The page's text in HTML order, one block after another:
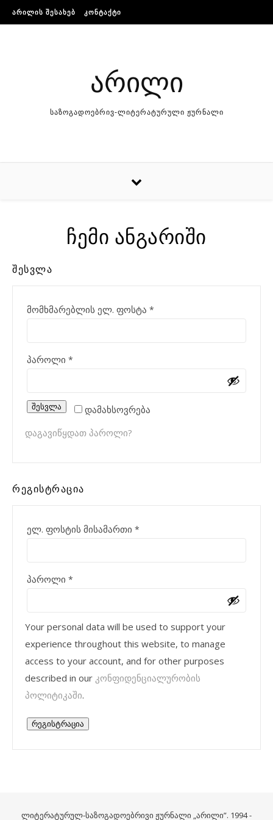
Skip to content
ᲐᲠᲘᲚᲘᲡ ᲨᲔᲡᲐᲮᲔᲑ ᲙᲝᲜᲢᲐᲥᲢᲘ
არილი
საზოგადოებრივ-ლიტერატურული ჟურნალი
ჩემი ანგარიში
ᲨᲔᲡᲕᲚᲐ
მომხმარებლის ელ. ფოსტა *
პაროლი *
დამახსოვრება
შესვლა
დაგავიწყდათ პაროლი?
ᲠᲔᲒᲘᲡᲢᲠᲐᲪᲘᲐ
ელ. ფოსტის მისამართი *
პაროლი *
Your personal data will be used to support your
experience throughout this website, to manage
access to your account, and for other purposes
described in our კონფიდენციალურობის
პოლიტიკაში.
რეგისტრაცია
ლიტერატურულ-საზოგადოებრივი ჟურნალი „არილი”. 1994 -